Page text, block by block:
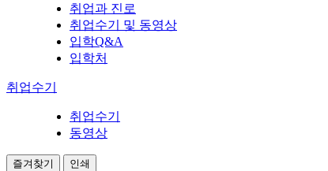
취업과 진로
취업수기 및 동영상
입학Q&A
입학처
취업수기
취업수기
동영상
즐겨찾기 인쇄